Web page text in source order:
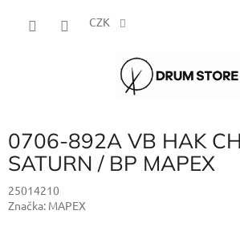
CZK
0706-892A VB HAK
SATURN / BP MAPEX
25014210
Značka: MAPEX